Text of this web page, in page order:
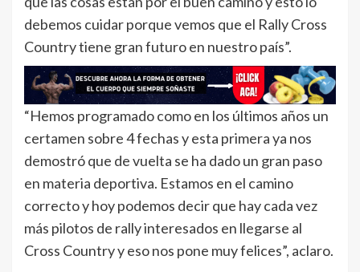
debemos cuidar porque vemos que el Rally Cross
Country tiene gran futuro en nuestro país”.
“Hemos programado como en los últimos años un
certamen sobre 4 fechas y esta primera ya nos
demostró que de vuelta se ha dado un gran paso
en materia deportiva. Estamos en el camino
correcto y hoy podemos decir que hay cada vez
más pilotos de rally interesados en llegarse al
Cross Country y eso nos pone muy felices”, aclaro.